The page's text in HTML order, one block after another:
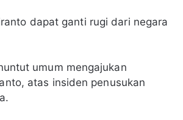
dapat ganti rugi dari negara
umum mengajukan
atas insiden penusukan